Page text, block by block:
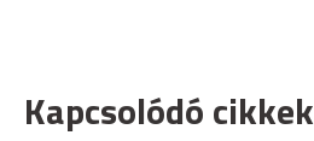
Kapcsolódó cikkek